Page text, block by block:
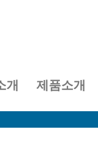
개 제품소개